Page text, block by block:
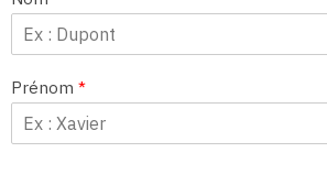
Prénom *